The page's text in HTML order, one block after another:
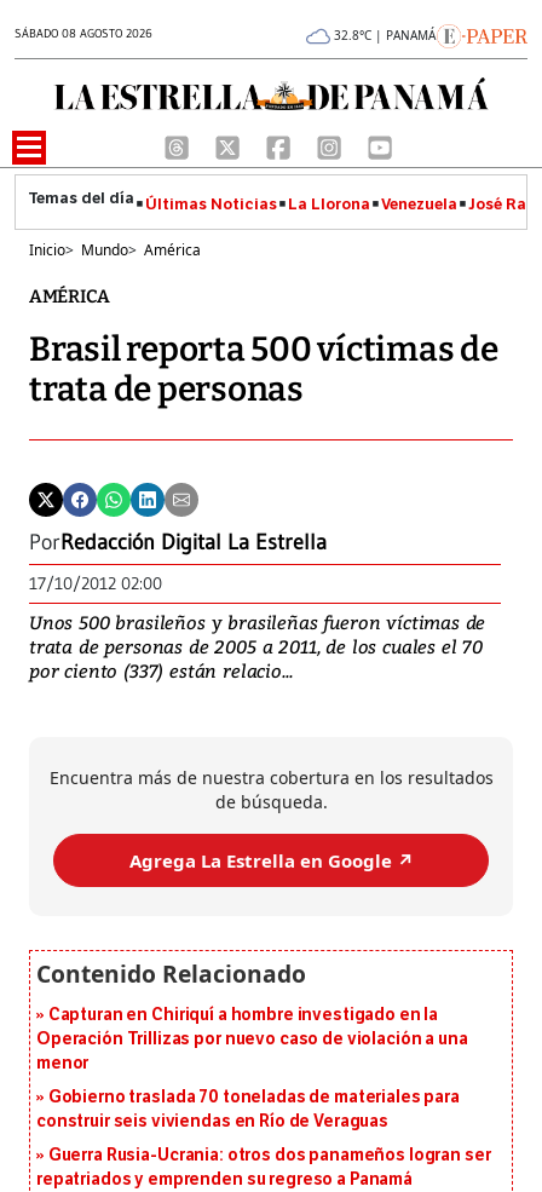
SÁBADO 08 AGOSTO 2026 32.8°C | PANAMÁ
Últimas Noticias La Llorona Venezuela José
Inicio> Mundo> América
AMÉRICA
Brasil reporta 500 víctimas de
trata de personas
PorRedacción Digital La Estrella
17/10/2012 02:00
Unos 500 brasileños y brasileñas fueron víctimas de
trata de personas de 2005 a 2011, de los cuales el 70
por ciento (337) están relacio...
Encuentra más de nuestra cobertura en los resultados
de búsqueda.
Agrega La Estrella en Google ↗️
Capturan en Chiriquí a hombre investigado en la
Operación Trillizas por nuevo caso de violación a una
menor
Gobierno traslada 70 toneladas de materiales para
construir seis viviendas en Río de Veraguas
Guerra Rusia-Ucrania: otros dos panameños logran ser
repatriados y emprenden su regreso a Panamá